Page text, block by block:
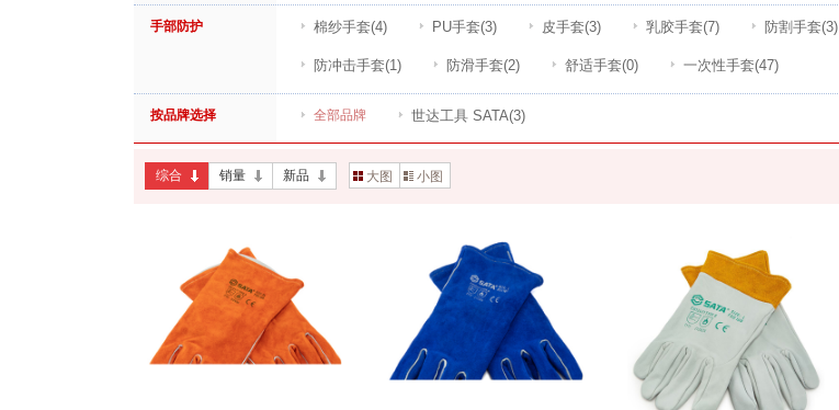
手部防护 棉纱手套(4) PU手套(3) 皮手套(3) 乳胶手套(7) 防割手套(3)
防冲击手套(1) 防滑手套(2) 舒适手套(0) 一次性手套(47)
按品牌选择 全部品牌 世达工具 SATA(3)
综合 销量 新品 大图 小图